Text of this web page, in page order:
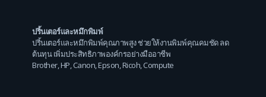
ปริ้นเตอร์และหมึกพิมพ์
ปริ้นเตอร์และหมึกพิมพ์คุณภาพสูง ช่วยให้งานพิมพ์คุณคมชัด ลด
ต้นทุน เพิ่มประสิทธิภาพองค์กรอย่างมืออาชีพ
Brother,HP,Canon,Epson,Ricoh,Compute